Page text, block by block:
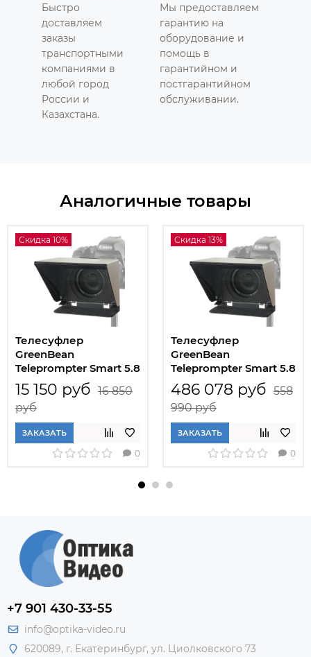
Быстро
доставляем
заказы
транспортными
компаниями в
любой город
России и
Казахстана.
Мы предоставляем
гарантию на
оборудование и
помощь в
гарантийном и
постгарантийном
обслуживании.
Аналогичные товары
Скидка 10%
Телесуфлер
GreenBean
Teleprompter Smart 5.8
комплект
15 150 руб 16 850
руб
ЗАКАЗАТЬ
0
Скидка 13%
Телесуфлер
GreenBean
Teleprompter Smart 5.8
486 078 руб 558
990 руб
ЗАКАЗАТЬ
0
+7 901 430-33-55
info@optika-video.ru
620089, г. Екатеринбург, ул. Циолковского 73